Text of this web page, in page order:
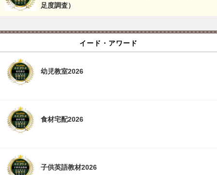
足度調査）
イード・アワード
幼児教室2026
食材宅配2026
子供英語教材2026